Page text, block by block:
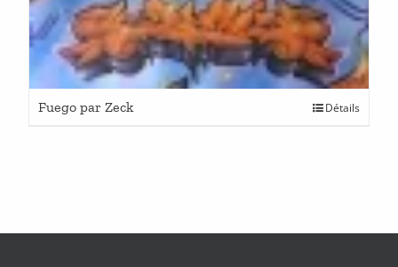
Fuego par Zeck Détails